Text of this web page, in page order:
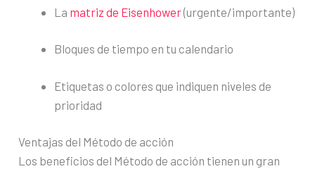
La matriz de Eisenhower(urgente/importante)
Bloques de tiempo en tu calendario
Etiquetas o colores que indiquen niveles de
prioridad
Ventajas del Método de acción
Los beneficios del Método de acción tienen un gran